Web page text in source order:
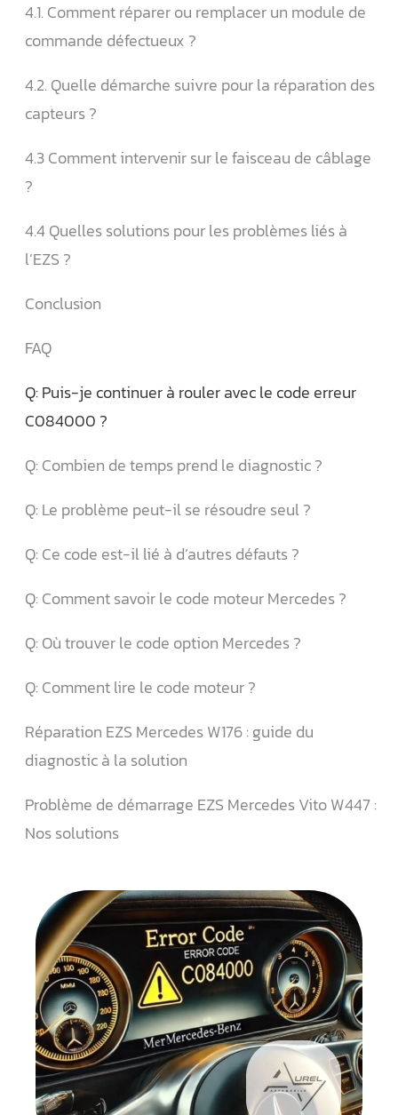
4.1. Comment réparer ou remplacer un module de
commande défectueux ?
4.2. Quelle démarche suivre pour la réparation des
capteurs ?
4.3 Comment intervenir sur le faisceau de câblage
?
4.4 Quelles solutions pour les problèmes liés à
l’EZS ?
Conclusion
FAQ
Q: Puis-je continuer à rouler avec le code erreur
C084000 ?
Q: Combien de temps prend le diagnostic ?
Q: Le problème peut-il se résoudre seul ?
Q: Ce code est-il lié à d’autres défauts ?
Q: Comment savoir le code moteur Mercedes ?
Q: Où trouver le code option Mercedes ?
Q: Comment lire le code moteur ?
Réparation EZS Mercedes W176 : guide du
diagnostic à la solution
Problème de démarrage EZS Mercedes Vito W447 :
Nos solutions